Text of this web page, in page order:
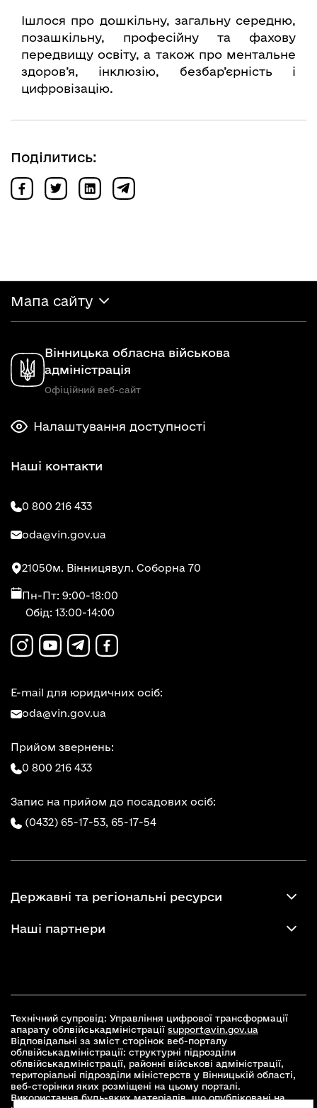
Ішлося про дошкільну, загальну середню,
позашкільну, професійну та фахову
передвищу освіту, а також про ментальне
здоров’я, інклюзію, безбар’єрність і
цифровізацію.
Поділитись:
Мапа сайту
Вінницька обласна військова
адміністрація
Офіційний веб-сайт
Налаштування доступності
Наші контакти
0 800 216 433
oda@vin.gov.ua
21050м. Вінницявул. Соборна 70
Пн-Пт: 9:00-18:00
Обід: 13:00-14:00
E-mail для юридичних осіб:
oda@vin.gov.ua
Прийом звернень:
0 800 216 433
Запис на прийом до посадових осіб:
(0432) 65-17-53, 65-17-54
Державні та регіональні ресурси
Наші партнери
Технічний супровід: Управління цифрової трансформації
апарату облвійськадміністрації support@vin.gov.ua
Відповідальні за зміст сторінок веб-порталу
облвійськадміністрації: структурні підрозділи
облвійськадміністрації, районні військові адміністрації,
територіальні підрозділи міністерств у Вінницькій області,
веб-сторінки яких розміщені на цьому порталі.
Використання будь-яких матеріалів, що опубліковані на